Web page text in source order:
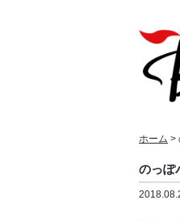
ホーム >
のっぽ